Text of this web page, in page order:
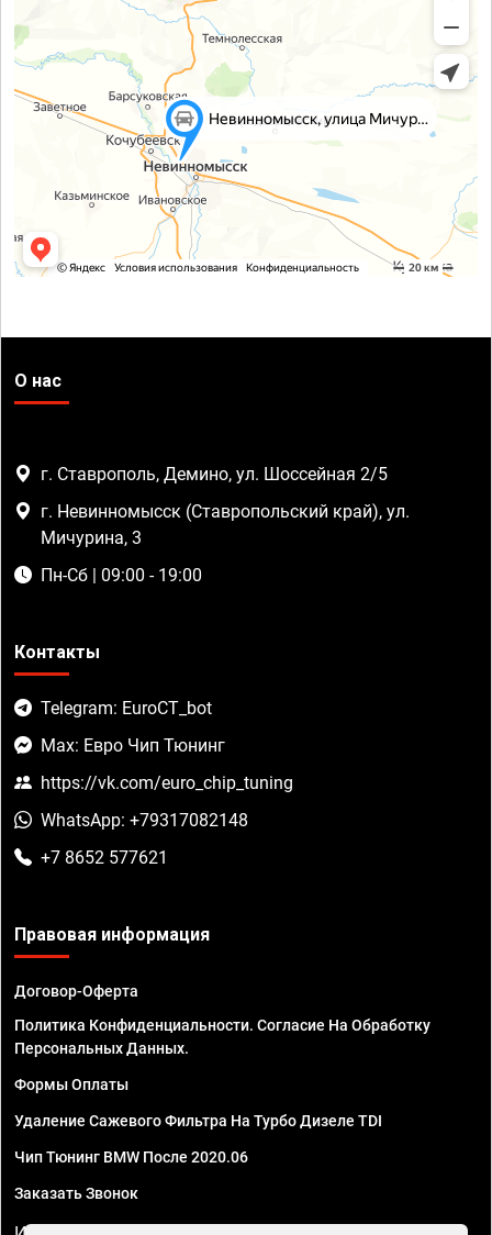
О нас
г. Ставрополь, Демино, ул. Шоссейная 2/5
г. Невинномысск (Ставропольский край), ул.
Мичурина, 3
Пн-Сб | 09:00 - 19:00
Контакты
Telegram: EuroCT_bot
Max: Евро Чип Тюнинг
https://vk.com/euro_chip_tuning
WhatsApp: +79317082148
+7 8652 577621
Правовая информация
Договор-Оферта
Политика Конфиденциальности. Согласие На Обработку
Персональных Данных.
Формы Оплаты
Удаление Сажевого Фильтра На Турбо Дизеле TDI
Чип Тюнинг BMW После 2020.06
Заказать Звонок